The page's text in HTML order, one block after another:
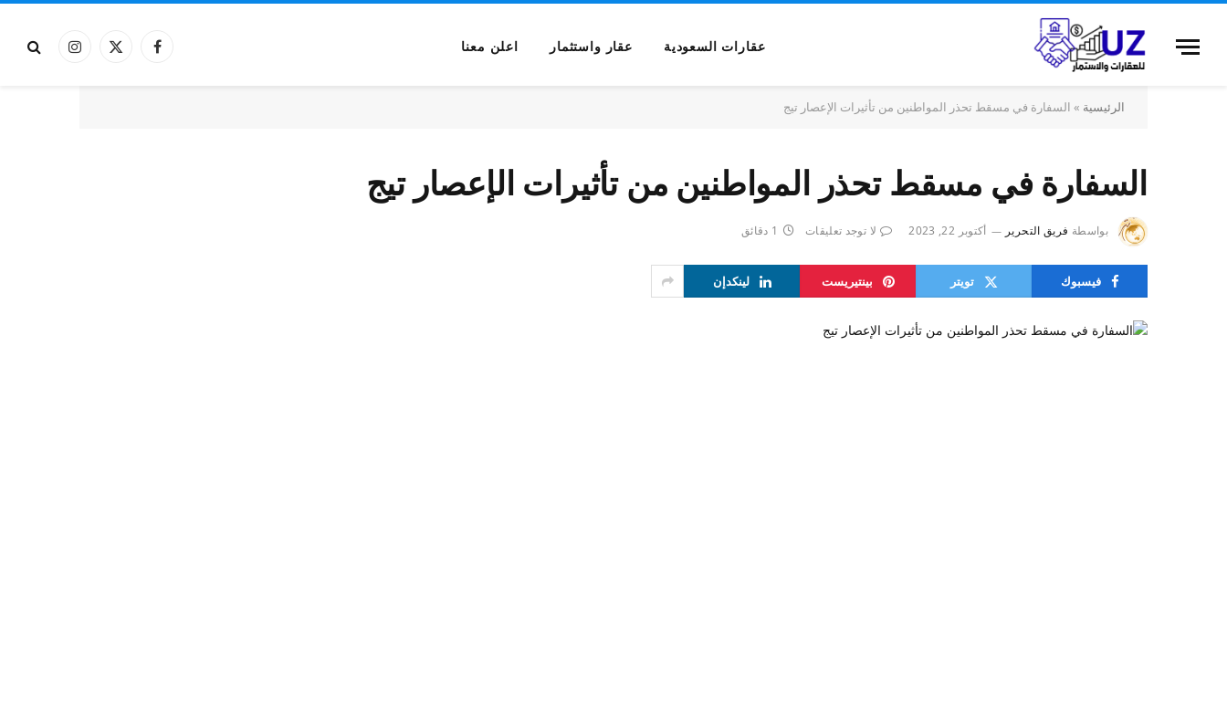
عقارات السعودية عقار واستثمار اعلن معنا فيسبوكX
الانستغرام
الرئيسية » السفارة في مسقط تحذر المواطنين من تأثيرات الإعصار تيج
السفارة في مسقط تحذر المواطنين من تأثيرات الإعصار تيج
بواسطة فريق التحرير أكتوبر 22, 2023 لا توجد تعليقات 1 دقائق
فيسبوك تويتر بينتيريست لينكدإن